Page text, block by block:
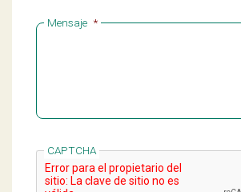
Mensaje *
CAPTCHA